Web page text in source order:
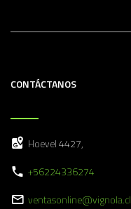
CONTÁCTANOS
Hoevel 4427,
+56224336274
ventasonline@vignola.cl